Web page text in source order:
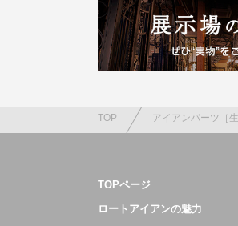
TOP アイアンパーツ［生
TOPページ
ロートアイアンの魅力